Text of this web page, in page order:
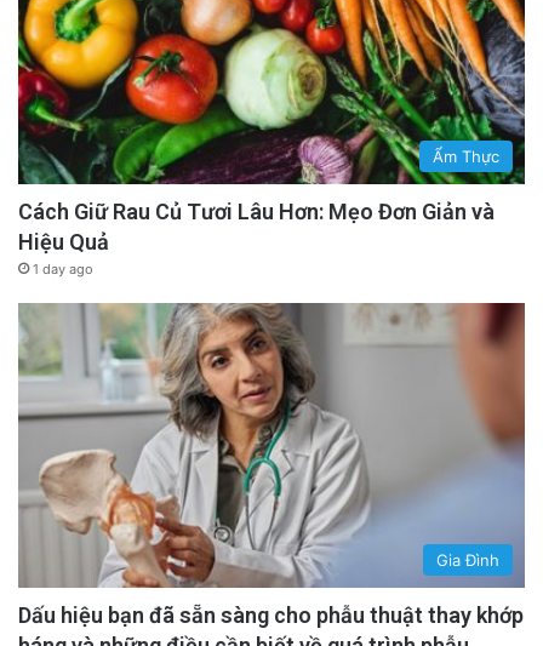
Ẩm Thực
Cách Giữ Rau Củ Tươi Lâu Hơn: Mẹo Đơn Giản và
Hiệu Quả
1 day ago
Gia Đình
Dấu hiệu bạn đã sẵn sàng cho phẫu thuật thay khớp